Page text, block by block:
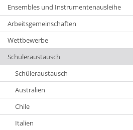
Ensembles und Instrumentenausleihe
Arbeitsgemeinschaften
Wettbewerbe
Schüleraustausch
Schüleraustausch
Australien
Chile
Italien